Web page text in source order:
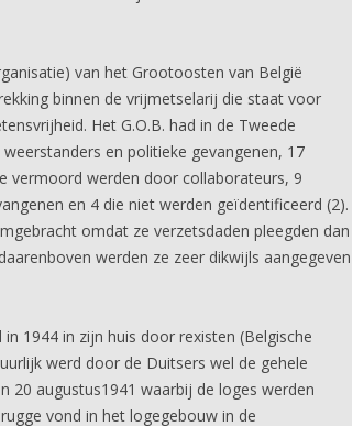
van het Grootoosten van België
binnen de vrijmetselarij die staat voor
Het G.O.B. had in de Tweede
en politieke gevangenen, 17
vermoord werden door collaborateurs, 9
en 4 die niet werden geïdentificeerd (2).
omdat ze verzetsdaden pleegden dan
werden ze zeer dikwijls aangegeven
1944 in zijn huis door rexisten (Belgische
werd door de Duitsers wel de gehele
20 augustus1941 waarbij de loges werden
vond in het logegebouw in de